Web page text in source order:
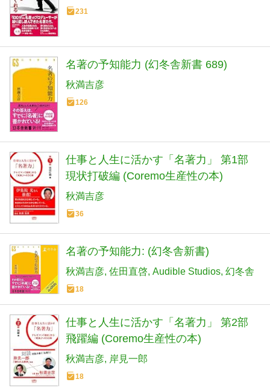
231
名著の予知能力 (幻冬舎新書 689)
秋満吉彦
126
仕事と人生に活かす「名著力」 第1部
現状打破編 (Coremo生産性の本)
秋満吉彦
36
名著の予知能力: (幻冬舎新書)
秋満吉彦 佐田直啓 Audible Studios 幻冬舎
18
仕事と人生に活かす「名著力」 第2部
飛躍編 (Coremo生産性の本)
秋満吉彦 岸見一郎
18